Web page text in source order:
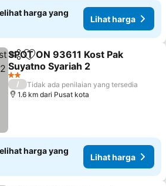
harga yang
Lihat harga
BagikanTambahkan ke favorit
SPOT ON 93611 Kost Pak
Suyatno Syariah 2
2 Bintang
/
Tidak ada penilaian yang tersedia
1.6 km dari Pusat kota
harga yang
Lihat harga